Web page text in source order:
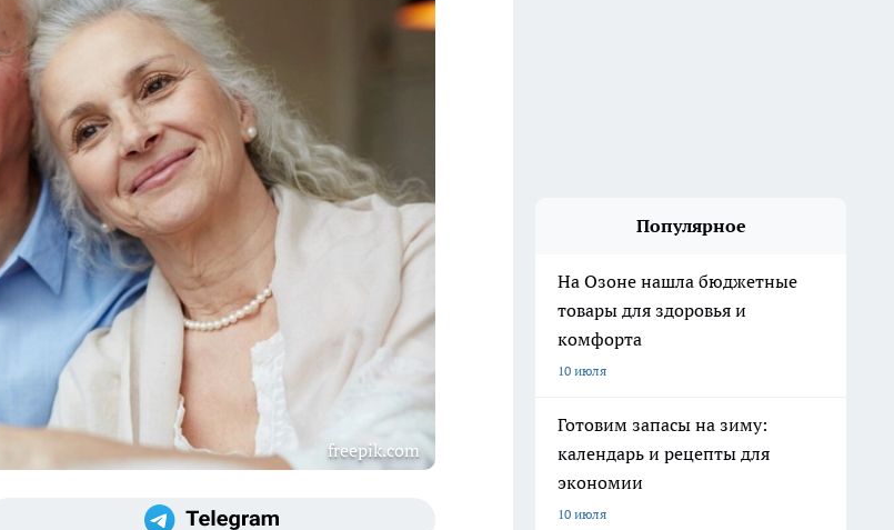
freepik.com
Популярное
На Озоне нашла бюджетные
товары для здоровья и
комфорта
10 июля
Готовим запасы на зиму:
календарь и рецепты для
экономии
10 июля